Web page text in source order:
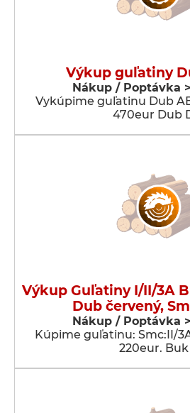
Výkup guľatiny
Nákup / Poptávka
Vykúpime guľatinu Dub
470eur Dub
Výkup Guľatiny I/II/3A
Dub červený,
Nákup / Poptávka
Kúpime guľatinu: Smc:II/
220eur.